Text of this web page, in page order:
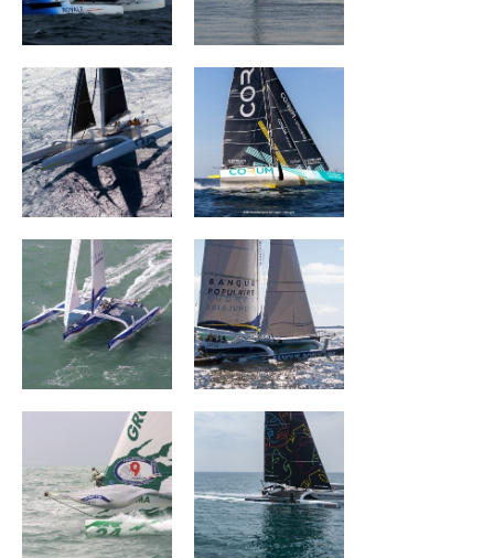
ARGO CORUM L 'Épargne
Banque Populaire
III
Banque Populaire
II
Groupama
The Famous
Project
MASERATI ARKEA PAPREC